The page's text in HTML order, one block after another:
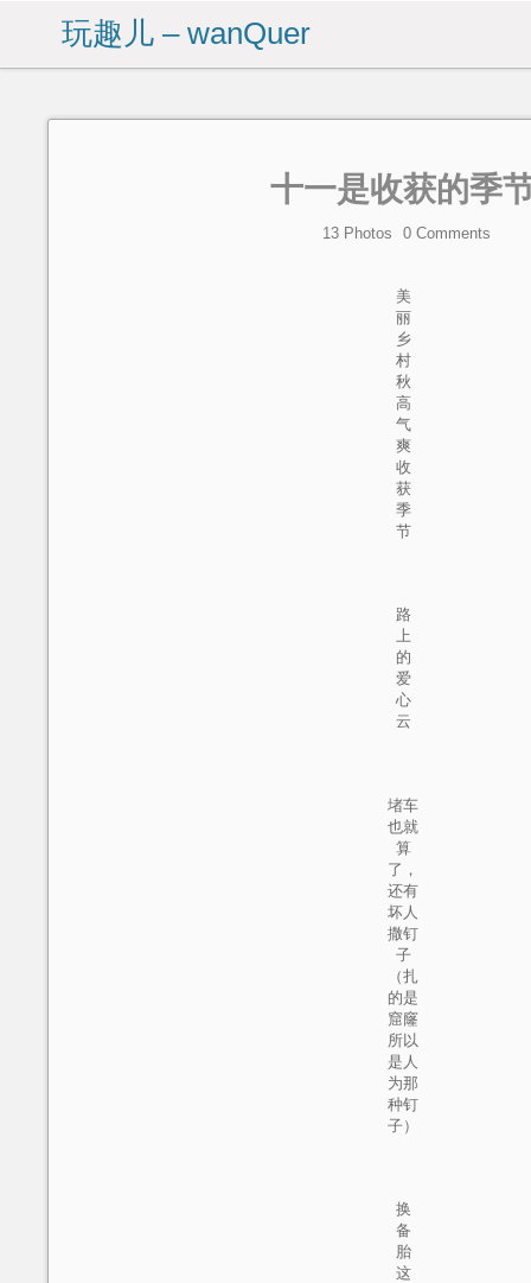
玩趣儿 – wanQuer
十一是收获的季
13 Photos 0Comments
美
丽
乡
村
秋
高
气
爽
收
获
季
节
路
上
的
爱
心
云
堵车
也就
算
了，
还有
坏人
撒钉
子
（扎
的是
窟窿
所以
是人
为那
种钉
子）
换
备
胎
这